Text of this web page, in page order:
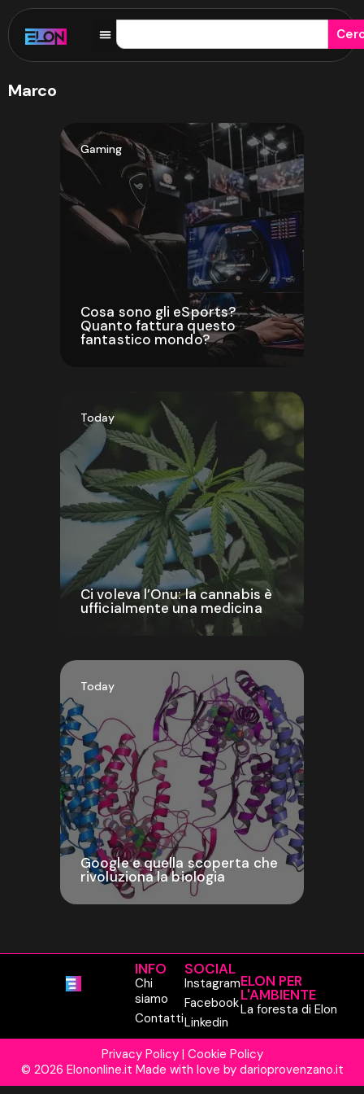
Marco
Gaming
Cosa sono gli eSports?
Quanto fattura questo
fantastico mondo?
Today
Ci voleva l’Onu: la cannabis è
ufficialmente una medicina
Today
Google e quella scoperta che
rivoluziona la biologia
INFO
Chi
siamo
Contatti
SOCIAL
Instagram
Facebook
Linkedin
ELON PER
L'AMBIENTE
La foresta di Elon
Privacy Policy| Cookie Policy
© 2026 Elononline.it Made with love by darioprovenzano.it